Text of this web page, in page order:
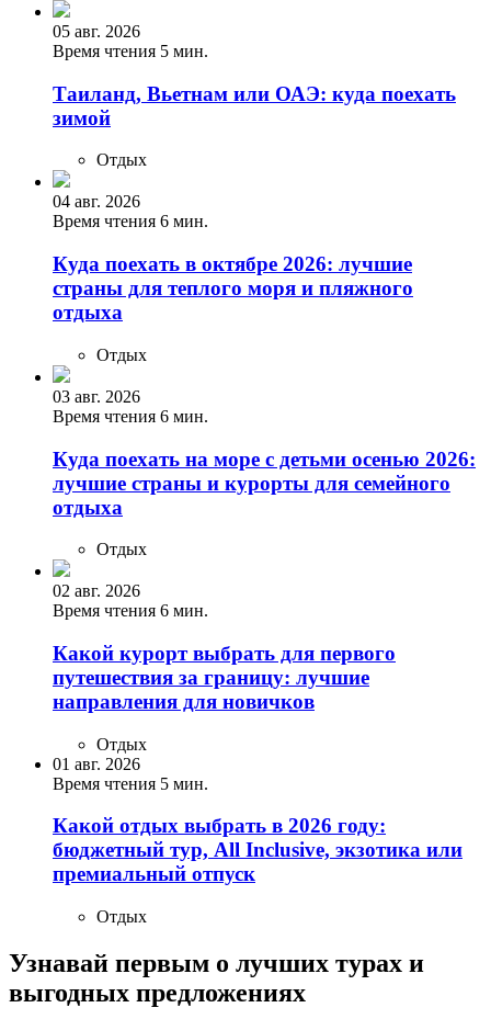
05 авг. 2026
Время чтения 5 мин.
Таиланд, Вьетнам или ОАЭ: куда поехать
зимой
Отдых
04 авг. 2026
Время чтения 6 мин.
Куда поехать в октябре 2026: лучшие
страны для теплого моря и пляжного
отдыха
Отдых
03 авг. 2026
Время чтения 6 мин.
Куда поехать на море с детьми осенью 2026:
лучшие страны и курорты для семейного
отдыха
Отдых
02 авг. 2026
Время чтения 6 мин.
Какой курорт выбрать для первого
путешествия за границу: лучшие
направления для новичков
Отдых
01 авг. 2026
Время чтения 5 мин.
Какой отдых выбрать в 2026 году:
бюджетный тур, All Inclusive, экзотика или
премиальный отпуск
Отдых
Узнавай первым о лучших турах и
выгодных предложениях